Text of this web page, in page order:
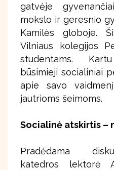
gatvėje
mokslo ir geresnio
Kamilės globoje.
Vilniaus kolegijos
studentams.
būsimieji socialiniai
apie savo
jautrioms šeimoms.
Socialinė atskirtis –
Pradėdama
katedros lektorė